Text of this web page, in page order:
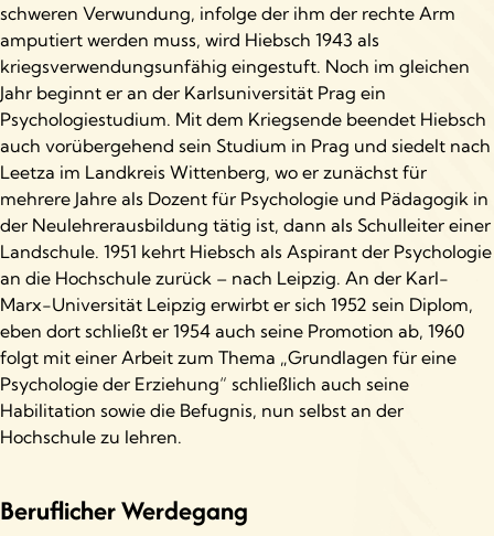
schweren Verwundung, infolge der ihm der rechte Arm
amputiert werden muss, wird Hiebsch 1943 als
kriegsverwendungsunfähig eingestuft. Noch im gleichen
Jahr beginnt er an der Karlsuniversität Prag ein
Psychologiestudium. Mit dem Kriegsende beendet Hiebsch
auch vorübergehend sein Studium in Prag und siedelt nach
Leetza im Landkreis Wittenberg, wo er zunächst für
mehrere Jahre als Dozent für Psychologie und Pädagogik in
der Neulehrerausbildung tätig ist, dann als Schulleiter einer
Landschule. 1951 kehrt Hiebsch als Aspirant der Psychologie
an die Hochschule zurück – nach Leipzig. An der Karl-
Marx-Universität Leipzig erwirbt er sich 1952 sein Diplom,
eben dort schließt er 1954 auch seine Promotion ab, 1960
folgt mit einer Arbeit zum Thema „Grundlagen für eine
Psychologie der Erziehung“ schließlich auch seine
Habilitation sowie die Befugnis, nun selbst an der
Hochschule zu lehren.
Beruflicher Werdegang